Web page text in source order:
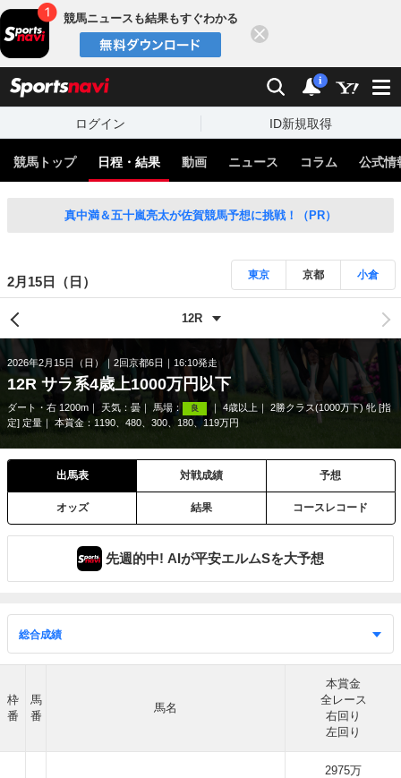
競馬ニュースも結果もすぐわかる
検索 通知
i
ログイン ID新規取得
競馬トップ 日程・結果 動画 ニュース コラム 公式情
真中満＆五十嵐亮太が佐賀競馬予想に挑戦！（PR）
2月15日（日） 東京 京都 小倉
2026年2月15日（日） 2回京都6日 16:10発走
12R サラ系4歳上1000万円以下
ダート・右 1200m 天気： 曇 馬場： 良 4歳以上
2勝クラス(1000万下) 牝 [指
定] 定量
本賞金：1190、480、300、180、119万円
出馬表 対戦成績 予想
オッズ 結果 コースレコード
先週的中! AIが平安エルムSを大予想
枠
番
馬
番
馬名
本賞金
全レース
右回り
左回り
2975万